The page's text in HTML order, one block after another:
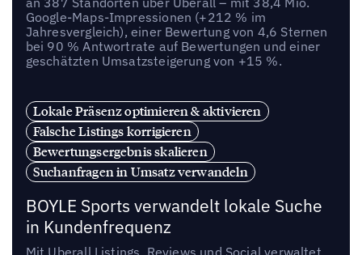
Google-Maps-Impressionen (+212 % im
Jahresvergleich), einer Bewertung von 4,6 Sternen
bei 90 % Antwortrate auf Bewertungen und einer
geschätzten Umsatzsteigerung von +15 %.
Lokale Präsenz optimieren & aktivieren
Falsche Listings korrigieren
Bewertungsergebnis skalieren
Suchanfragen in Umsatz verwandeln
BOYLE Sports verwandelt lokale Suche
in Kundenfrequenz
Mit Uberall Listings, Reviews und Social verwaltet